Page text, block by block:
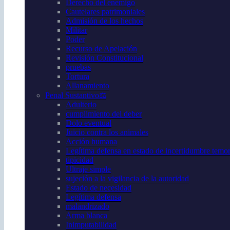
Derecho del enemigo
Cautelares patrimoniales
Admisión de los hechos
Militar
Poder
Recurso de Apelación
Revisión Constitucional
pruebas
Tortura
Allanamiento
Penal Sustantivo⚖️
Adulterio
cumplimiento del deber
Dolo eventual
Juicio contra los animales
Acción humana
Legítima defensa en estado de incertidumbre
tipicidad
Ultraje simple
sujeción a la vigilancia de la autoridad
Estado de necesidad
Legítima defensa
malandrizado
Arma blanca
Inimputabilidad